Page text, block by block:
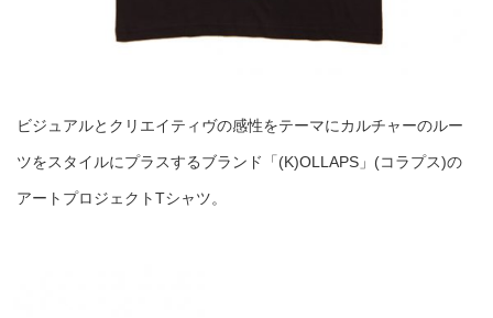
ビジュアルとクリエイティヴの感性をテーマにカルチャーのルー
ツをスタイルにプラスするブランド「(K)OLLAPS」(コラプス)の
アートプロジェクトTシャツ。